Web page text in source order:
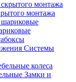
монтажа
Системы
колеса
Замки и